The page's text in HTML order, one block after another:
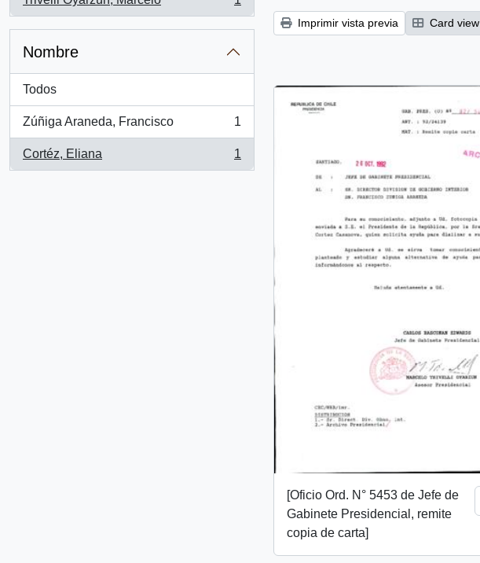
, 1 resultados
Nombre
Todos
Zúñiga Araneda, Francisco
, 1 resultados
1
Cortéz, Eliana
, 1 resultados
1
Imprimir vista previa Card view
[Oficio Ord. N° 5453 de Jefe de
Gabinete Presidencial, remite
copia de carta]